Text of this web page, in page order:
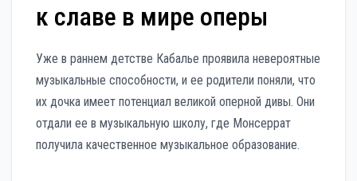
к славе в мире оперы
Уже в раннем детстве Кабалье проявила невероятные
музыкальные способности, и ее родители поняли, что
их дочка имеет потенциал великой оперной дивы. Они
отдали ее в музыкальную школу, где Монсеррат
получила качественное музыкальное образование.